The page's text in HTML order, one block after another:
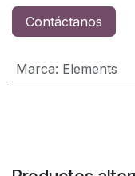
Contáctanos
Marca: Elements